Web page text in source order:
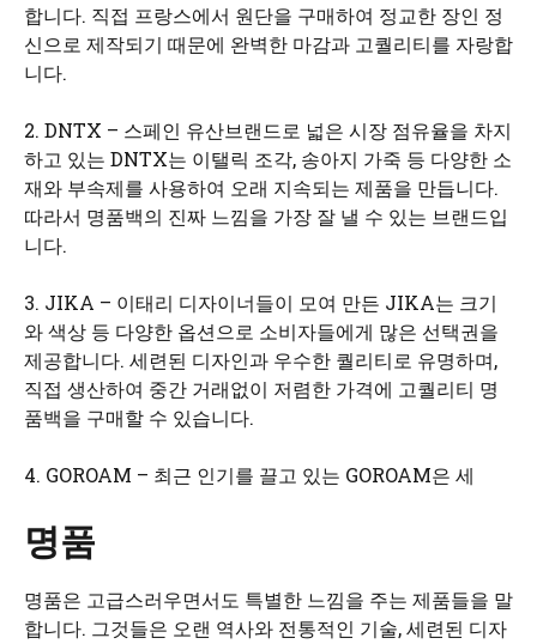
합니다. 직접 프랑스에서 원단을 구매하여 정교한 장인 정
신으로 제작되기 때문에 완벽한 마감과 고퀄리티를 자랑합
니다.
2. DNTX – 스페인 유산브랜드로 넓은 시장 점유율을 차지
하고 있는 DNTX는 이탤릭 조각, 송아지 가죽 등 다양한 소
재와 부속제를 사용하여 오래 지속되는 제품을 만듭니다.
따라서 명품백의 진짜 느낌을 가장 잘 낼 수 있는 브랜드입
니다.
3. JIKA – 이태리 디자이너들이 모여 만든 JIKA는 크기
와 색상 등 다양한 옵션으로 소비자들에게 많은 선택권을
제공합니다. 세련된 디자인과 우수한 퀄리티로 유명하며,
직접 생산하여 중간 거래없이 저렴한 가격에 고퀄리티 명
품백을 구매할 수 있습니다.
4. GOROAM – 최근 인기를 끌고 있는 GOROAM은 세
명품
명품은 고급스러우면서도 특별한 느낌을 주는 제품들을 말
합니다. 그것들은 오랜 역사와 전통적인 기술, 세련된 디자